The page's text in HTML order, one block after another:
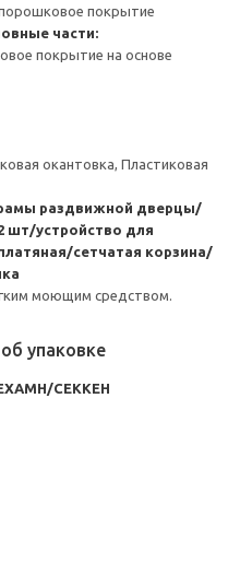
покрытие
части:
покрытие на основе
окантовка, Пластиковая
раздвижной дверцы/
шт/устройство для
сетчатая корзина/
моющим средством.
упаковке
СЕККЕН